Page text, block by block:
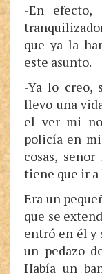
-En efecto,
que ya la
este asunto.
-Ya lo creo,
llevo una
el ver mi
policía en mi
cosas,
tiene que ir a
Era un
que se
entró en él y
un pedazo
Había un